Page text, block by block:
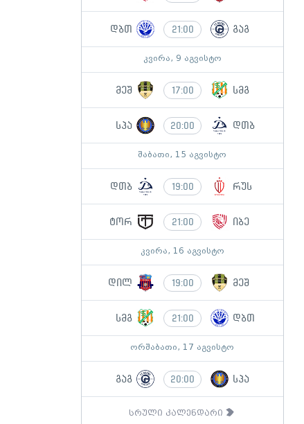
დბთ 21:00 გაგ
კვირა, 9 აგვისტო
მეშ 17:00 სმგ
სპა 20:00 დთბ
შაბათი, 15 აგვისტო
დთბ 19:00 რუს
ტორ 21:00 იბე
კვირა, 16 აგვისტო
დილ 19:00 მეშ
სმგ 21:00 დბთ
ორშაბათი, 17 აგვისტო
გაგ 20:00 სპა
სრული კალენდარი